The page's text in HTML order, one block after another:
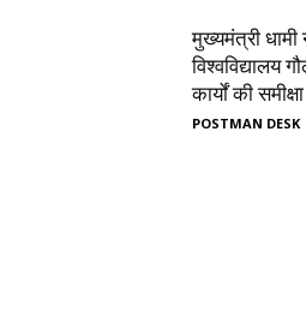
मुख्यमंत्री
विश्वविद्यालय
कार्यों की
POSTMAN DESK